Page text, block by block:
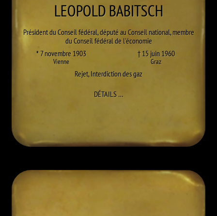
LEOPOLDBABITSCH
Président du Conseil fédéral, député au Conseil national, membre
du Conseil fédéral de l'économie
* 7 novembre 1903
Vienne
† 15 juin 1960
Graz
Rejet,Interdiction des gaz
DÉTAILS…À LEOPOLD BABITSCH